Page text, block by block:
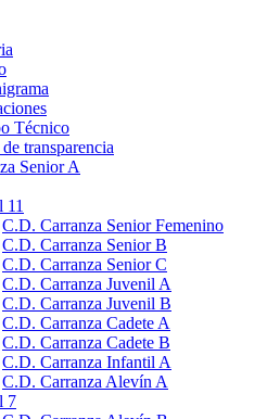
Técnico
transparencia
Senior A
11
C.D. Carranza Senior Femenino
C.D. Carranza Senior B
C.D. Carranza Senior C
C.D. Carranza Juvenil A
C.D. Carranza Juvenil B
C.D. Carranza Cadete A
C.D. Carranza Cadete B
C.D. Carranza Infantil A
C.D. Carranza Alevín A
7